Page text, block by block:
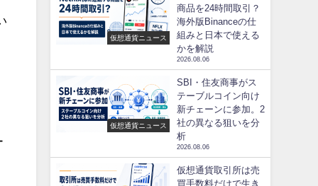
仮想通貨ニュース
商品を24時間取引？
海外版Binanceの仕
組みと日本で使える
かを解説
2026.08.06
仮想通貨ニュース
SBI・住友商事がス
テーブルコイン向け
新チェーンに参加。2
社の異なる狙いを分
析
2026.08.06
仮想通貨取引所は売
買手数料だけで生き